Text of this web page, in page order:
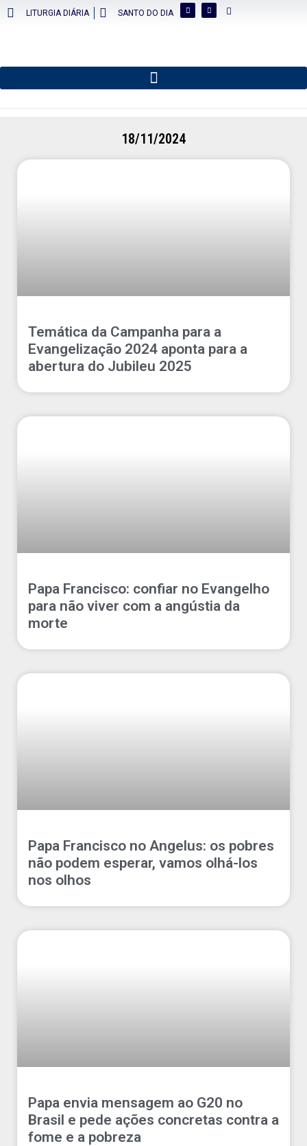
LITURGIA DIÁRIA SANTO DO DIA
18/11/2024
Temática da Campanha para a
Evangelização 2024 aponta para a
abertura do Jubileu 2025
Papa Francisco: confiar no Evangelho
para não viver com a angústia da
morte
Papa Francisco no Angelus: os pobres
não podem esperar, vamos olhá-los
nos olhos
Papa envia mensagem ao G20 no
Brasil e pede ações concretas contra a
fome e a pobreza